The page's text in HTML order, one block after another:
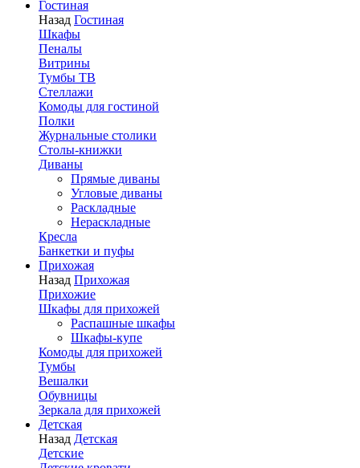
Гостиная
Назад Гостиная
Шкафы
Пеналы
Витрины
Тумбы ТВ
Стеллажи
Комоды для гостиной
Полки
Журнальные столики
Столы-книжки
Диваны
Прямые диваны
Угловые диваны
Раскладные
Нераскладные
Кресла
Банкетки и пуфы
Прихожая
Назад Прихожая
Прихожие
Шкафы для прихожей
Распашные шкафы
Шкафы-купе
Комоды для прихожей
Тумбы
Вешалки
Обувницы
Зеркала для прихожей
Детская
Назад Детская
Детские